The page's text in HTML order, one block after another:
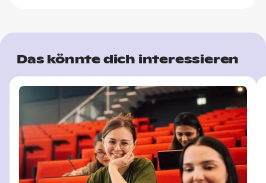
Das könnte dich interessieren